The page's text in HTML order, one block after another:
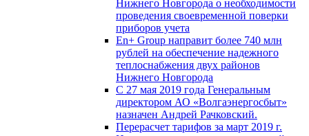
Нижнего Новгорода о необходимости
проведения своевременной поверки
приборов учета
En+ Group направит более 740 млн
рублей на обеспечение надежного
теплоснабжения двух районов
Нижнего Новгорода
С 27 мая 2019 года Генеральным
директором АО «Волгаэнергосбыт»
назначен Андрей Рачковский.
Перерасчет тарифов за март 2019 г.